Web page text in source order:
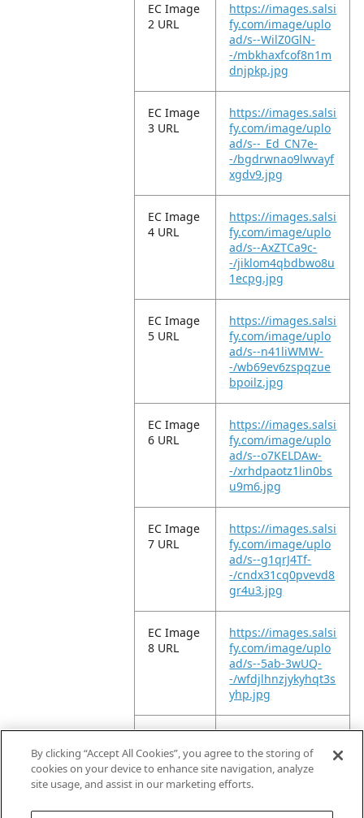
EC Image
2 URL
https://images.salsi
fy.com/image/uplo
ad/s--WilZ0GlN-
-/mbkhaxfcof8n1m
dnjpkp.jpg
EC Image
3 URL
https://images.salsi
fy.com/image/uplo
ad/s--_Ed_CN7e-
-/bgdrwnao9lwvayf
xgdv9.jpg
EC Image
4 URL
https://images.salsi
fy.com/image/uplo
ad/s--AxZTCa9c-
-/jiklom4qbdbwo8u
1ecpg.jpg
EC Image
5 URL
https://images.salsi
fy.com/image/uplo
ad/s--n41liWMW-
-/wb69ev6zspqzue
bpoilz.jpg
EC Image
6 URL
https://images.salsi
fy.com/image/uplo
ad/s--o7KELDAw-
-/xrhdpaotz1lin0bs
u9m6.jpg
EC Image
7 URL
https://images.salsi
fy.com/image/uplo
ad/s--g1qrJ4Tf-
-/cndx31cq0pvevd8
gr4u3.jpg
EC Image
8 URL
https://images.salsi
fy.com/image/uplo
ad/s--5ab-3wUQ-
-/wfdjlhnzjykyhqt3s
yhp.jpg
EC Image
9 URL
https://images.salsi
fy.com/image/uplo
ad/s--g_-tBqR6-
-/xztyvdohk0bqbeu
By clicking “Accept All Cookies”, you agree to the storing of
cookies on your device to enhance site navigation, analyze
site usage, and assist in our marketing efforts.